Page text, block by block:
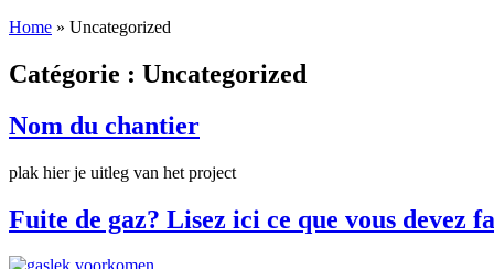
Home » Uncategorized
Catégorie : Uncategorized
Nom du chantier
plak hier je uitleg van het project
Fuite de gaz? Lisez ici ce que vous devez